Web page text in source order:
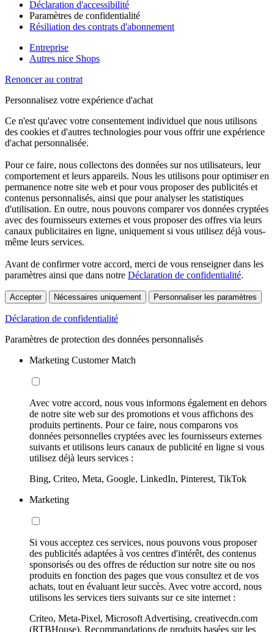
Déclaration d'accessibilité
Paramètres de confidentialité
Résiliation des contrats d'abonnement
Entreprise
Autres nice Shops
Renoncer au contrat
Personnalisez votre expérience d'achat
Ce n'est qu'avec votre consentement individuel que nous utilisons
des cookies et d'autres technologies pour vous offrir une expérience
d'achat personnalisée.
Pour ce faire, nous collectons des données sur nos utilisateurs, leur
comportement et leurs appareils. Nous les utilisons pour optimiser en
permanence notre site web et pour vous proposer des publicités et
contenus personnalisés, ainsi que pour analyser les statistiques
d'utilisation. En outre, nous pouvons comparer vos données cryptées
avec des fournisseurs externes et vous proposer des offres via leurs
canaux publicitaires en ligne, uniquement si vous utilisez déjà vous-
même leurs services.
Avant de confirmer votre accord, merci de vous renseigner dans les
paramètres ainsi que dans notre Déclaration de confidentialité.
Accepter Nécessaires uniquement Personnaliser les paramètres
Déclaration de confidentialité
Paramètres de protection des données personnalisés
Marketing Customer Match
Avec votre accord, nous vous informons également en dehors
de notre site web sur des promotions et vous affichons des
produits pertinents. Pour ce faire, nous comparons vos
données personnelles cryptées avec les fournisseurs externes
suivants et utilisons leurs canaux de publicité en ligne si vous
utilisez déjà leurs services :
Bing, Criteo, Meta, Google, LinkedIn, Pinterest, TikTok
Marketing
Si vous acceptez ces services, nous pouvons vous proposer
des publicités adaptées à vos centres d'intérêt, des contenus
sponsorisés ou des offres de réduction sur notre site ou nos
produits en fonction des pages que vous consultez et de vos
achats, tout en évaluant leur succès. Avec votre accord, nous
utilisons les services tiers suivants sur ce site internet :
Criteo, Meta-Pixel, Microsoft Advertising, creativecdn.com
(RTBHouse), Recommandations de produits basées sur les